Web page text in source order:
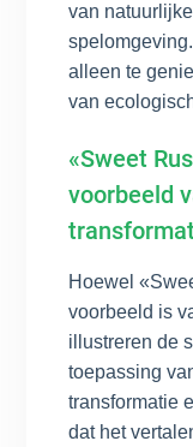
van
alleen te
van
«Sweet
voorbeeld
Hoewel
voorbeeld is
illustreren de
toepassing
transformatie
dat het